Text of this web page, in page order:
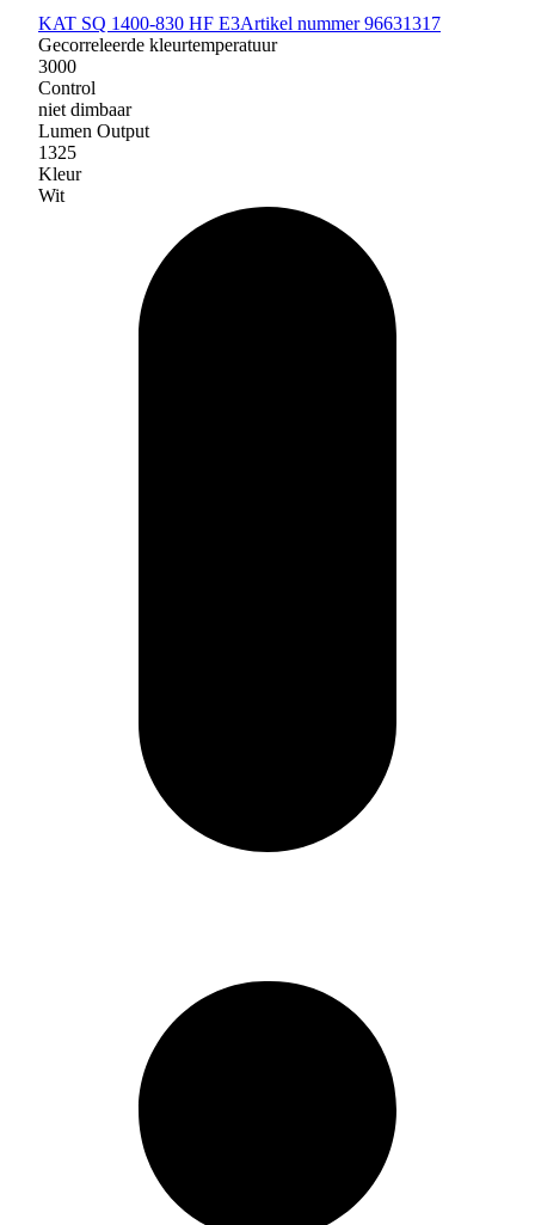
KAT SQ 1400-830 HF E3Artikel nummer 96631317
Gecorreleerde kleurtemperatuur
3000
Control
niet dimbaar
Lumen Output
1325
Kleur
Wit